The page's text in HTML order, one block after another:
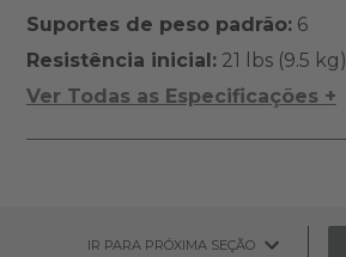
Suportes de peso padrão:6
Resistência inicial:21 lbs (9.5 kg)
Ver Todas as Especificações +
IR PARA PRÓXIMA SEÇÃO